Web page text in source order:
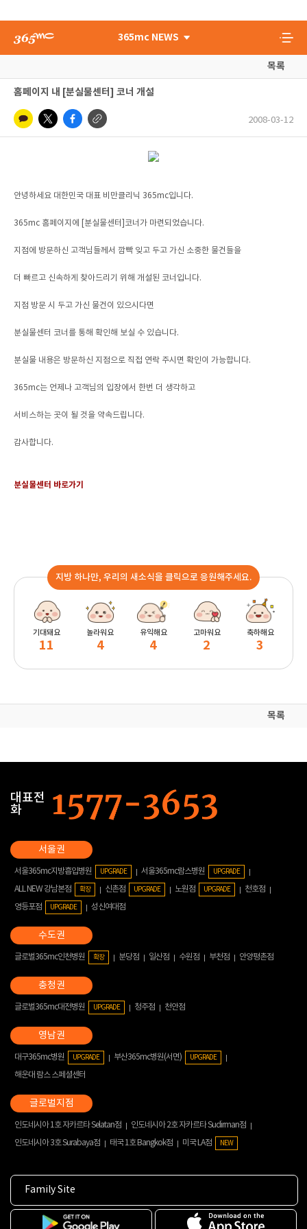
365mc NEWS
목록
홈페이지 내 [분실물센터] 코너 개설
2008-03-12
안녕하세요 대한민국 대표 비만클리닉 365mc입니다.
365mc 홈페이지에 [분실물센터]코너가 마련되었습니다.
지점에 방문하신 고객님들께서 깜빡 잊고 두고 가신 소중한 물건들을
더 빠르고 신속하게 찾아드리기 위해 개설된 코너입니다.
지점 방문 시 두고 가신 물건이 있으시다면
분실물센터 코너를 통해 확인해 보실 수 있습니다.
분실물 내용은 방문하신 지점으로 직접 연락 주시면 확인이 가능합니다.
365mc는 언제나 고객님의 입장에서 한번 더 생각하고
서비스하는 곳이 될 것을 약속드립니다.
감사합니다.
분실물센터 바로가기
지방 하나만, 우리의 새소식을 클릭으로 응원해주세요.
기대돼요
11
놀라워요
4
유익해요
4
고마워요
2
축하해요
3
목록
대표전
화
서울365mc지방흡입병원 UPGRADE 서울365mc람스병원 UPGRADE
ALL NEW 강남본점 확장 신촌점 UPGRADE 노원점 UPGRADE
천호점
영등포점
UPGRADE 성신여대점
글로벌365mc인천병원 확장 분당점 일산점 수원점 부천점 안양평촌점
글로벌365mc대전병원 UPGRADE 청주점 천안점
대구365mc병원 UPGRADE 부산365mc병원(서면) UPGRADE
해운대 람스 스페셜센터
인도네시아 1호 자카르타 Selatan점
인도네시아 2호 자카르타 Sudirman점
인도네시아 3호 Surabaya점
태국 1호 Bangkok점 미국 LA점 NEW
Family Site